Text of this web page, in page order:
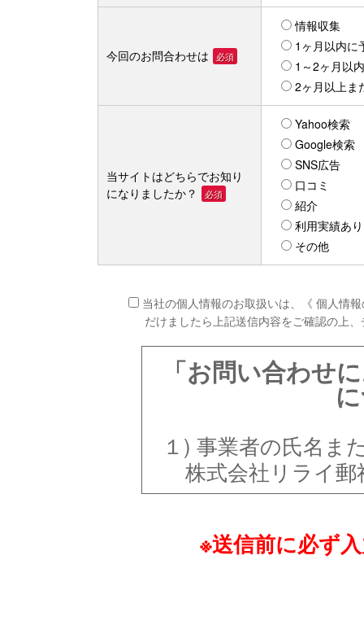
今回のお問合わせは 必須
情報収集
1ヶ月以内に
1～2ヶ月以
2ヶ月以上ま
当サイトはどちらでお知り
になりましたか？
必須
Yahoo検索
Google検索
SNS広告
口コミ
紹介
利用実績あり
その他
当社の個人情報のお取扱いは、《 個人情
だけましたら上記送信内容をご確認の上
「お問い合わせ
１) 事業者の氏名ま
株式会社リライ郵
統括部長 室園
※送信前に必ず